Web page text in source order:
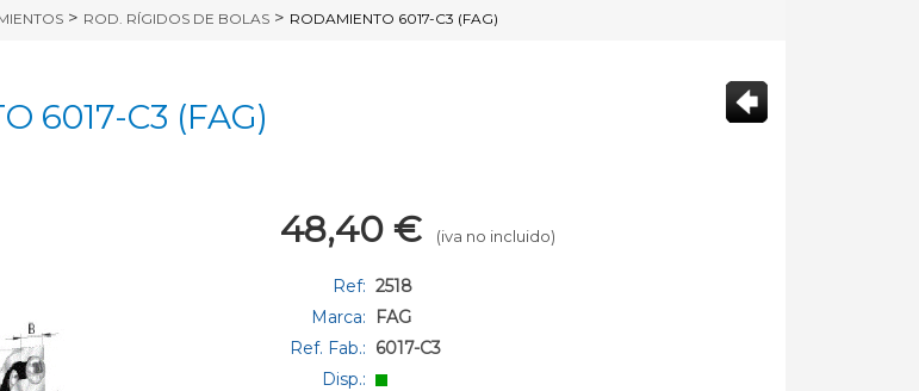
> ROD. RÍGIDOS DE BOLAS > RODAMIENTO 6017-C3 (FAG)
6017-C3 (FAG)
48,40 € (iva no incluido)
Ref:2518
Marca: FAG
Ref. Fab.: 6017-C3
Disp.: